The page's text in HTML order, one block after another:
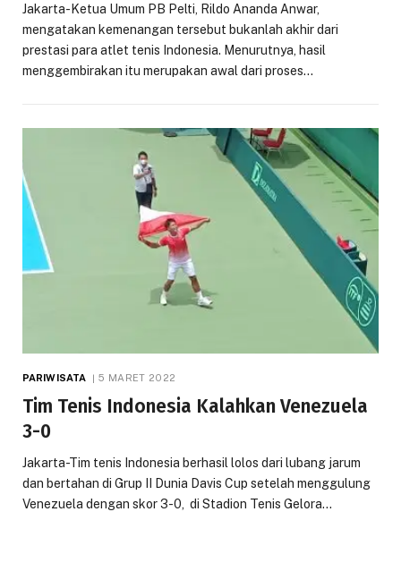
Jakarta-Ketua Umum PB Pelti, Rildo Ananda Anwar,
mengatakan kemenangan tersebut bukanlah akhir dari
prestasi para atlet tenis Indonesia. Menurutnya, hasil
menggembirakan itu merupakan awal dari proses…
PARIWISATA 5 MARET 2022
Tim Tenis Indonesia Kalahkan Venezuela
3-0
Jakarta-Tim tenis Indonesia berhasil lolos dari lubang jarum
dan bertahan di Grup II Dunia Davis Cup setelah menggulung
Venezuela dengan skor 3-0, di Stadion Tenis Gelora…